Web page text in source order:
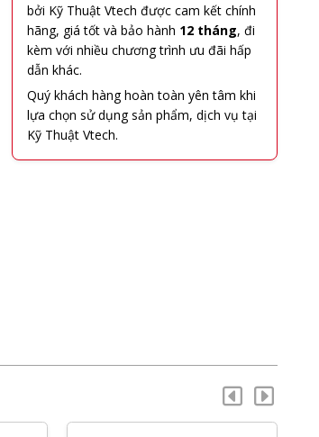
bởi Kỹ Thuật Vtech được cam kết chính
hãng, giá tốt và bảo hành 12 tháng, đi
kèm với nhiều chương trình ưu đãi hấp
dẫn khác.
Quý khách hàng hoàn toàn yên tâm khi
lựa chọn sử dụng sản phẩm, dịch vụ tại
Kỹ Thuật Vtech.